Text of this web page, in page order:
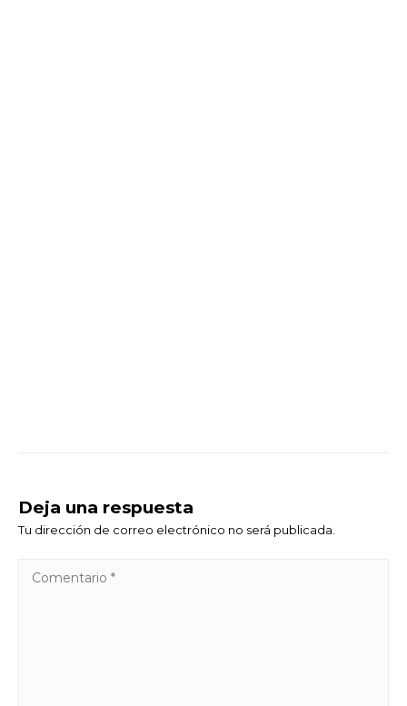
Deja una respuesta
Tu dirección de correo electrónico no será publicada.